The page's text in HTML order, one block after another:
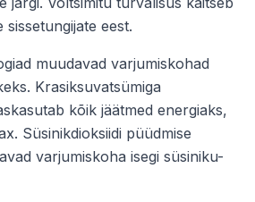
eest.
muudavad varjumiskohad
Krasiksuvatsümiga
kõik jäätmed energiaks,
Süsinikdioksiidi püüdmise
varjumiskoha isegi süsiniku-